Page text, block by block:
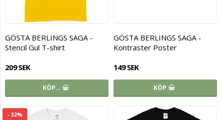
GÖSTA BERLINGS SAGA -
Stencil Gul T-shirt
209 SEK
KÖP…
GÖSTA BERLINGS SAGA -
Kontraster Poster
149 SEK
KÖP
- 32%